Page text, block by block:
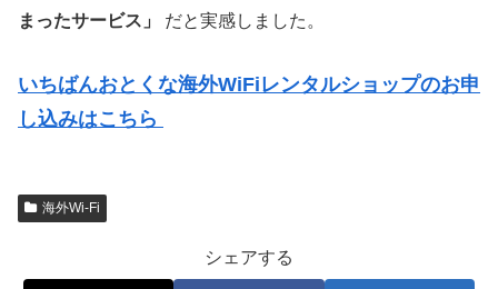
まったサービス」
だと実感しました。
いちばんおとくな海外WiFiレンタルショップのお申
し込みはこちら
海外Wi-Fi
シェアする